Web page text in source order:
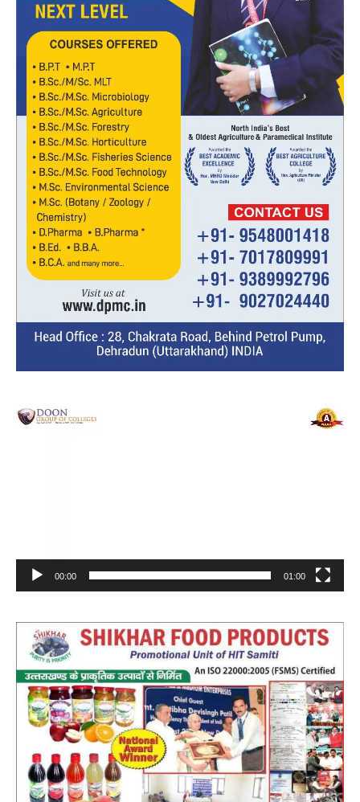
Video
Player
00:00 01:00